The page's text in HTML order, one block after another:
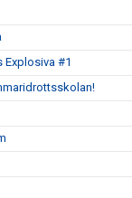
Explosiva #1